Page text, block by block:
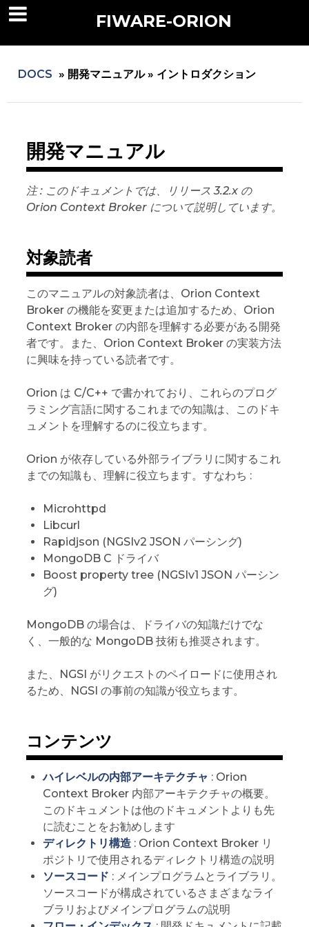
FIWARE-ORION
DOCS » 開発マニュアル » イントロダクション
開発マニュアル
注 : このドキュメントでは、リリース 3.2.x の
Orion Context Broker について説明しています。
対象読者
このマニュアルの対象読者は、Orion Context
Broker の機能を変更または追加するため、Orion
Context Broker の内部を理解する必要がある開発
者です。また、Orion Context Broker の実装方法
に興味を持っている読者です。
Orion は C/C++ で書かれており、これらのプログ
ラミング言語に関するこれまでの知識は、このドキ
ュメントを理解するのに役立ちます。
Orion が依存している外部ライブラリに関するこれ
までの知識も、理解に役立ちます。すなわち :
Microhttpd
Libcurl
Rapidjson (NGSIv2 JSON パーシング)
MongoDB C ドライバ
Boost property tree (NGSIv1 JSON パーシン
グ)
MongoDB の場合は、ドライバの知識だけでな
く、一般的な MongoDB 技術も推奨されます。
また、NGSI がリクエストのペイロードに使用され
るため、NGSI の事前の知識が役立ちます。
コンテンツ
ハイレベルの内部アーキテクチャ : Orion
Context Broker 内部アーキテクチャの概要。
このドキュメントは他のドキュメントよりも先
に読むことをお勧めします
ディレクトリ構造: Orion Context Broker リ
ポジトリで使用されるディレクトリ構造の説明
ソースコード : メインプログラムとライブラリ。
ソースコードが構成されているさまざまなライ
ブラリおよびメインプログラムの説明